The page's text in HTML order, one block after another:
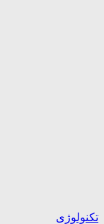
تکنولوژی